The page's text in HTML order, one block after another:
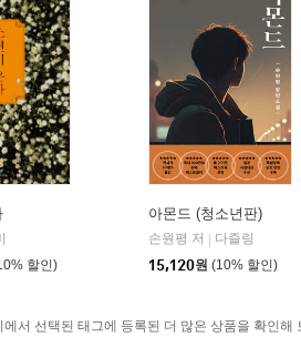
할인)
아몬드 (청소년판)
손원평 저
다즐링
15,120원 (10% 할인)
에서 선택된 태그에 등록된 더 많은 상품을 확인해